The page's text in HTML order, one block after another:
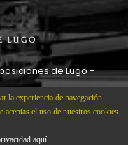
la experiencia de navegación.
aceptas el uso de nuestros cookies.
aquí
de Lugo -